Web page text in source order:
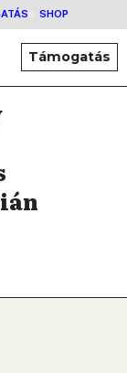
SHOP
Támogatás